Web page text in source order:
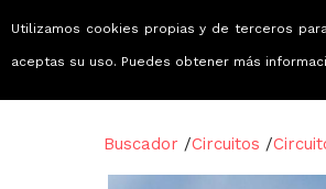
Buscador /Circuitos /
Utilizamos cookies propias y de terceros
aceptas su uso. Puedes obtener más